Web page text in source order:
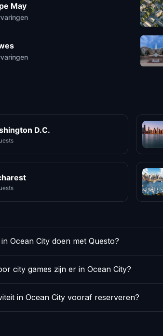
May
D.C.
Ocean City doen met Questo?
city games zijn er in Ocean City?
in Ocean City vooraf reserveren?